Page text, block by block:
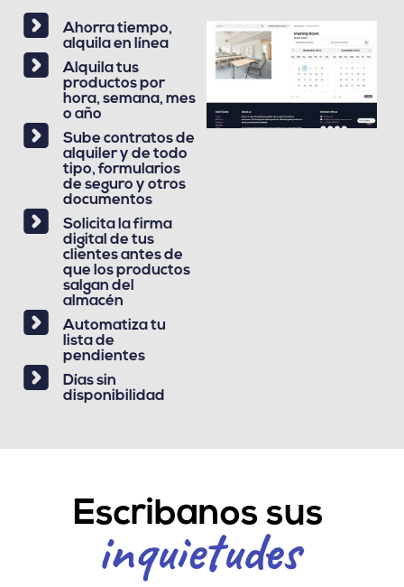
Ahorra tiempo,
alquila en línea
Alquila tus
productos por
hora, semana, mes
o año
Sube contratos de
alquiler y de todo
tipo, formularios
de seguro y otros
documentos
Solicita la firma
digital de tus
clientes antes de
que los productos
salgan del
almacén
Automatiza tu
lista de
pendientes
Días sin
disponibilidad
Escribanos sus
inquietudes